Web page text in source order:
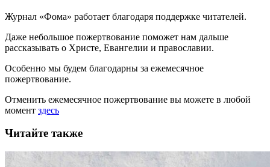
Журнал «Фома» работает благодаря поддержке читателей.
Даже небольшое пожертвование поможет нам дальше
рассказывать о Христе, Евангелии и православии.
Особенно мы будем благодарны за ежемесячное
пожертвование.
Отменить ежемесячное пожертвование вы можете в любой
момент здесь
Читайте также